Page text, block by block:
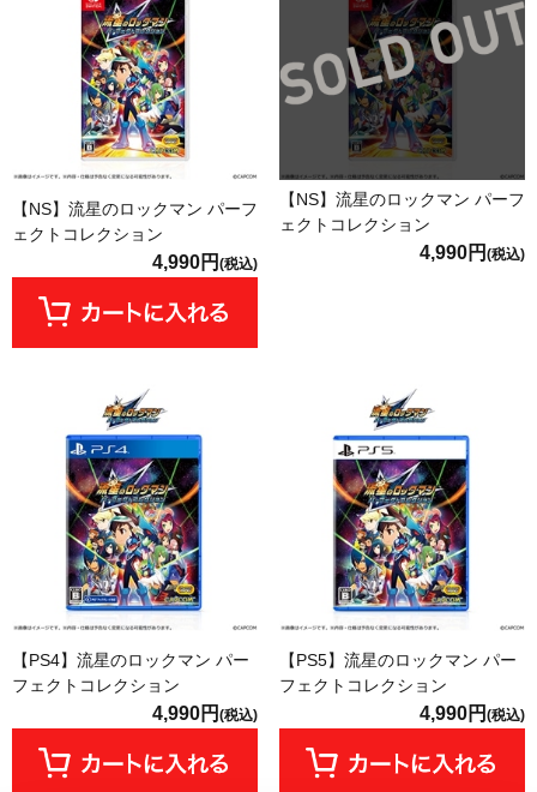
【NS】流星のロックマン パーフ
ェクトコレクション
4,990円 (税込)
【NS】流星のロックマン パーフ
ェクトコレクション
4,990円 (税込)
【PS4】流星のロックマン パー
フェクトコレクション
4,990円 (税込)
【PS5】流星のロックマン パー
フェクトコレクション
4,990円 (税込)